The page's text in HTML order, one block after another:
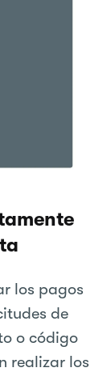
los pagos
de
o código
realizar los